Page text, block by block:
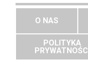
O NAS
POLITYKA
PRYWATNOŚCI